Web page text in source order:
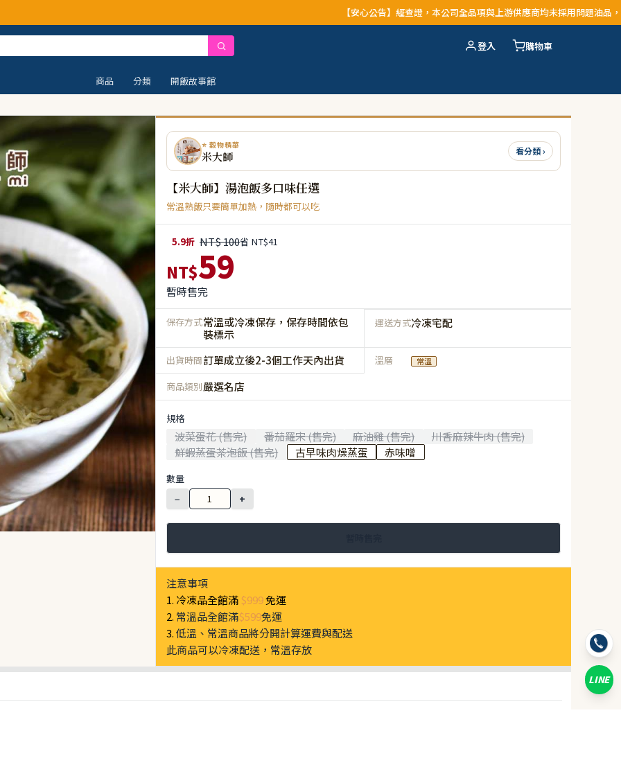
【安心公告】經查證，本公司全品項與上游供應商均未採用問題油品，請安心購買
登入 購物車
商品 分類 開飯故事館
⭐ 穀物精華
米大師 看分類 ›
【米大師】湯泡飯多口味任選
常溫熟飯只要簡單加熱，隨時都可以吃
5.9折 NT$ 100省 NT$41
NT$59
暫時售完
保存方式常溫或冷凍保存，保存時間依包
裝標示
運送方式冷凍宅配
出貨時間訂單成立後2-3個工作天內出貨 溫層 常溫
商品類別嚴選名店
規格
波菜蛋花 (售完) 番茄羅宋 (售完) 麻油雞 (售完)
川香麻辣牛肉 (售完)
鮮蝦蒸蛋茶泡飯 (售完)
古早味肉燥蒸蛋 赤味噌
數量
−
+
注意事項
1. 冷凍品全館滿 $999免運
2. 常溫品全館滿$599免運
3.低溫、常溫商品將分開計算運費與配送
此商品可以冷凍配送，常溫存放
NT$59NT$ 100
古早味肉燥蒸蛋
赤味噌
LINE